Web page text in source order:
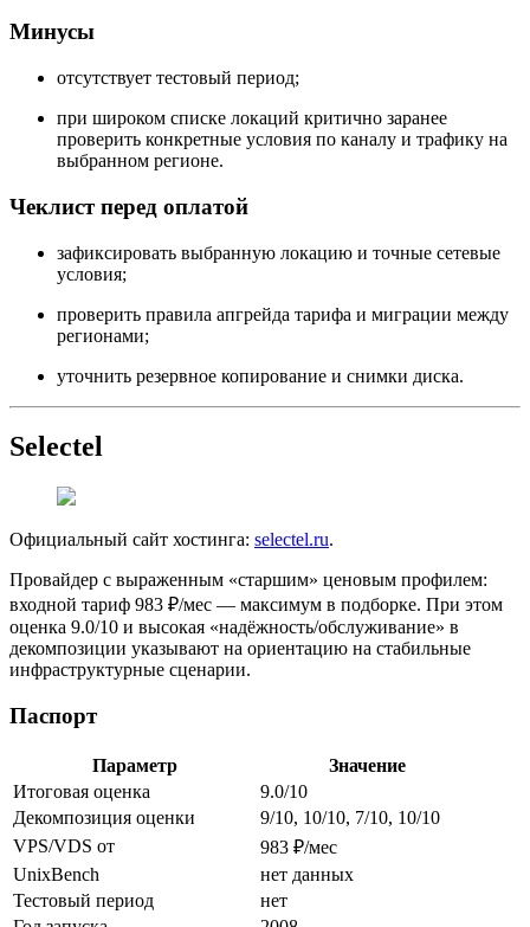
Минусы
отсутствует тестовый период;
при широком списке локаций критично заранее
проверить конкретные условия по каналу и трафику на
выбранном регионе.
Чеклист перед оплатой
зафиксировать выбранную локацию и точные сетевые
условия;
проверить правила апгрейда тарифа и миграции между
регионами;
уточнить резервное копирование и снимки диска.
Selectel
Официальный сайт хостинга: selectel.ru.
Провайдер с выраженным «старшим» ценовым профилем:
входной тариф 983 ₽/мес — максимум в подборке. При этом
оценка 9.0/10 и высокая «надёжность/обслуживание» в
декомпозиции указывают на ориентацию на стабильные
инфраструктурные сценарии.
Паспорт
Параметр
Значение
Итоговая оценка
9.0/10
Декомпозиция оценки
9/10, 10/10, 7/10, 10/10
VPS/VDS от
983 ₽/мес
UnixBench
нет данных
Тестовый период
нет